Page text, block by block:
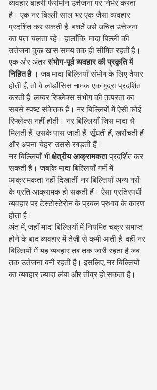
व्यवहार बाहरी फेरोमोन उत्तेजना पर निर्भर करता
है। एक नर बिल्ली साल भर एक जैसा व्यवहार
प्रदर्शित कर सकती है, बशर्ते उसे उचित उत्तेजना
का पता चलता रहे। हालाँकि, मादा बिल्ली की
उत्तेजना कुछ खास समय तक ही सीमित रहती है।
एक और अंतर संभोग-पूर्व व्यवहार की प्रकृति में
निहित है । जब मादा बिल्लियाँ संभोग के लिए तैयार
होती हैं, तो वे लॉर्डोसिस नामक एक मुद्रा प्रदर्शित
करती हैं; लम्बर रिफ्लेक्स संभोग की तत्परता का
सबसे स्पष्ट संकेतक है। नर बिल्लियों में ऐसी कोई
रिफ्लेक्स नहीं होती। नर बिल्लियाँ जिस मादा से
मिलती हैं, उसके पास जाती हैं, सूँघती हैं, खरोंचती हैं
और अपना चेहरा उससे रगड़ती हैं।
नर बिल्लियाँ भी क्षेत्रीय आक्रामकता प्रदर्शित कर
सकती हैं। जबकि मादा बिल्लियाँ गर्मी में
आक्रामकता नहीं दिखातीं, नर बिल्लियाँ अन्य नरों
के प्रति आक्रामक हो सकती हैं। ऐसा प्रतिस्पर्धी
व्यवहार पर टेस्टोस्टेरोन के प्रबल प्रभाव के कारण
होता है।
अंत में, जहाँ मादा बिल्लियों में नियमित चक्र समाप्त
होने के बाद व्यवहार में तेज़ी से कमी आती है, वहीं नर
बिल्लियों में यह व्यवहार तब तक जारी रहता है जब
तक उत्तेजना बनी रहती है। इसलिए, नर बिल्लियों
का व्यवहार ज़्यादा लंबा और तीव्र हो सकता है।